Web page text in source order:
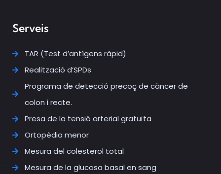
Serveis
TAR (Test d’antígens ràpid)
Realització d’SPDs
Programa de detecció precoç de càncer de
colon i recte.
Presa de la tensió arterial gratuïta
Ortopèdia menor
Mesura del colesterol total
Mesura de la glucosa basal en sang